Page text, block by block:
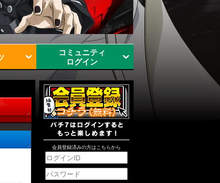
コミュニティ
ログイン
会員登録済みの方はこちらから